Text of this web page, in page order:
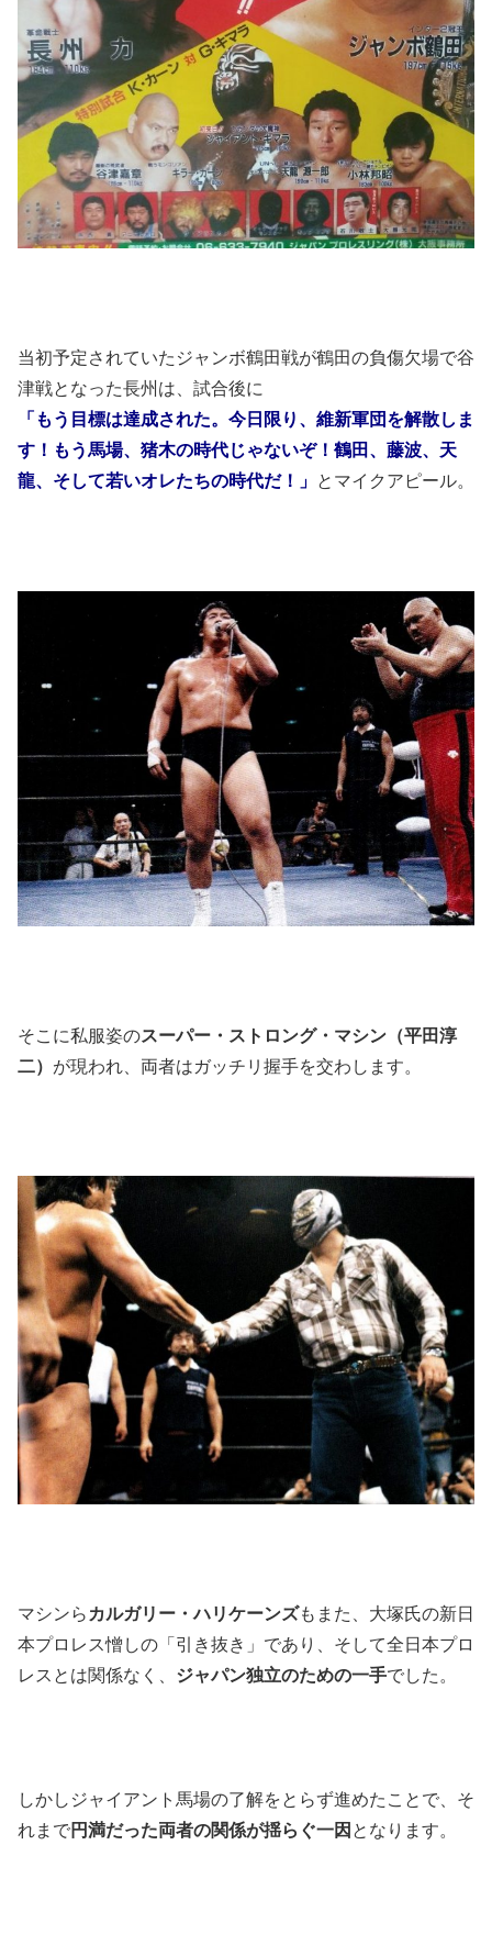
当初予定されていたジャンボ鶴田戦が鶴田の負傷欠場で谷
津戦となった長州は、試合後に
「もう目標は達成された。今日限り、維新軍団を解散しま
す！もう馬場、猪木の時代じゃないぞ！鶴田、藤波、天
龍、そして若いオレたちの時代だ！」 とマイクアピール。
そこに私服姿のスーパー・ストロング・マシン（平田淳
二） が現われ、両者はガッチリ握手を交わします。
マシンら カルガリー・ハリケーンズもまた、大塚氏の新日
本プロレス憎しの「引き抜き」であり、そして全日本プロ
レスとは関係なく、 ジャパン独立のための一手でした。
しかしジャイアント馬場の了解をとらず進めたことで、そ
れまで円満だった両者の関係が揺らぐ一因 となります。